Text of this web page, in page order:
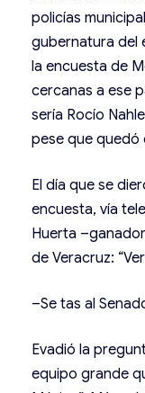
policías
gubernatura del
la encuesta de
cercanas a ese
sería Rocío
pese que quedó
El día que se
encuesta, vía
Huerta
de Veracruz:
–Se tas al
Evadió la
equipo grande